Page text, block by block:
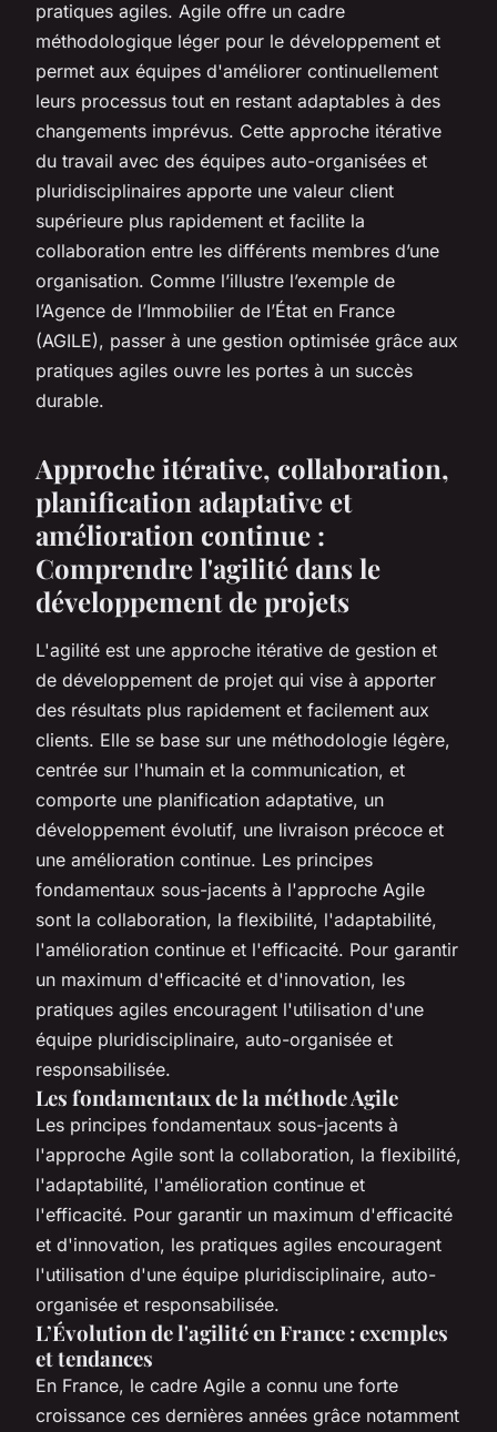
pratiques agiles. Agile offre un cadre
méthodologique léger pour le développement et
permet aux équipes d'améliorer continuellement
leurs processus tout en restant adaptables à des
changements imprévus. Cette approche itérative
du travail avec des équipes auto-organisées et
pluridisciplinaires apporte une valeur client
supérieure plus rapidement et facilite la
collaboration entre les différents membres d’une
organisation. Comme l’illustre l’exemple de
l’Agence de l’Immobilier de l’État en France
(AGILE), passer à une gestion optimisée grâce aux
pratiques agiles ouvre les portes à un succès
durable.
Approche itérative, collaboration,
planification adaptative et
amélioration continue :
Comprendre l'agilité dans le
développement de projets
L'agilité est une approche itérative de gestion et
de développement de projet qui vise à apporter
des résultats plus rapidement et facilement aux
clients. Elle se base sur une méthodologie légère,
centrée sur l'humain et la communication, et
comporte une planification adaptative, un
développement évolutif, une livraison précoce et
une amélioration continue. Les principes
fondamentaux sous-jacents à l'approche Agile
sont la collaboration, la flexibilité, l'adaptabilité,
l'amélioration continue et l'efficacité. Pour garantir
un maximum d'efficacité et d'innovation, les
pratiques agiles encouragent l'utilisation d'une
équipe pluridisciplinaire, auto-organisée et
responsabilisée.
Les fondamentaux de la méthode Agile
Les principes fondamentaux sous-jacents à
l'approche Agile sont la collaboration, la flexibilité,
l'adaptabilité, l'amélioration continue et
l'efficacité. Pour garantir un maximum d'efficacité
et d'innovation, les pratiques agiles encouragent
l'utilisation d'une équipe pluridisciplinaire, auto-
organisée et responsabilisée.
L’Évolution de l'agilité en France : exemples
et tendances
En France, le cadre Agile a connu une forte
croissance ces dernières années grâce notamment